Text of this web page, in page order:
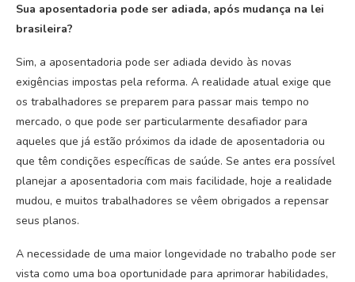
Sua aposentadoria pode ser adiada, após mudança na lei
brasileira?
Sim, a aposentadoria pode ser adiada devido às novas
exigências impostas pela reforma. A realidade atual exige que
os trabalhadores se preparem para passar mais tempo no
mercado, o que pode ser particularmente desafiador para
aqueles que já estão próximos da idade de aposentadoria ou
que têm condições específicas de saúde. Se antes era possível
planejar a aposentadoria com mais facilidade, hoje a realidade
mudou, e muitos trabalhadores se vêem obrigados a repensar
seus planos.
A necessidade de uma maior longevidade no trabalho pode ser
vista como uma boa oportunidade para aprimorar habilidades,